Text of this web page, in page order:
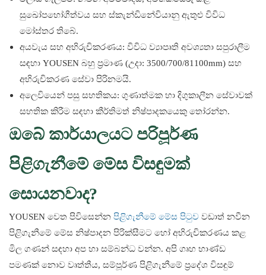
සුඛෝපභෝගීත්වය සහ ස්කැන්ඩිනේවියානු ඇතුළු විවිධ
මෝස්තර තිබේ.
අයවැය සහ අභිරුචිකරණය: විවිධ ව්‍යාපෘති අවශ්‍යතා සපුරාලීම
සඳහා YOUSEN බහු ප්‍රමාණ (උදා: 3500/700/81100mm) සහ
අභිරුචිකරණ සේවා පිරිනමයි.
අලෙවියෙන් පසු සහතිකය: ගුණාත්මක හා දිගුකාලීන සේවාවක්
සහතික කිරීම සඳහා කීර්තිමත් නිෂ්පාදකයෙකු තෝරන්න.
ඔබේ කාර්යාලයට පරිපූර්ණ
පිළිගැනීමේ මේස විසඳුමක්
සොයනවාද?
YOUSEN වෙත පිවිසෙන්න පිළිගැනීමේ මේස පිටුව වඩාත් නවීන
පිළිගැනීමේ මේස නිෂ්පාදන පිරික්සීමට හෝ අභිරුචිකරණය කළ
මිල ගණන් සඳහා අප හා සම්බන්ධ වන්න. අපි ගෘහ භාණ්ඩ
පමණක් නොව වෘත්තීය, සම්පූර්ණ පිළිගැනීමේ ප්‍රදේශ විසඳුම්